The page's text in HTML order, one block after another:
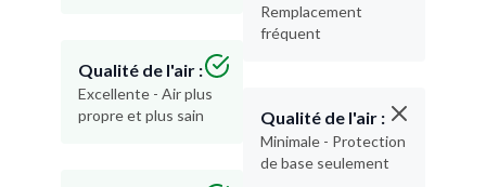
Qualité de l'air :
Excellente - Air plus
propre et plus sain
Remplacement
fréquent
Qualité de l'air :
Minimale - Protection
de base seulement